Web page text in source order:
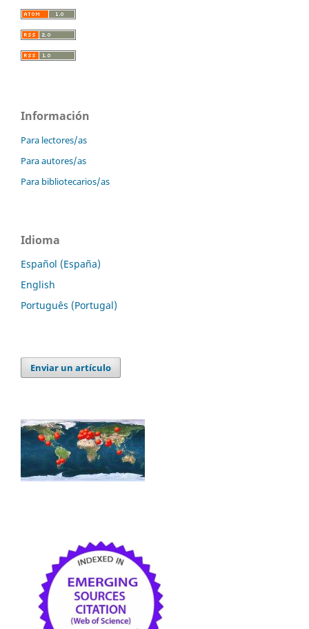
Información
Para lectores/as
Para autores/as
Para bibliotecarios/as
Idioma
Español (España)
English
Português (Portugal)
Enviar un artículo